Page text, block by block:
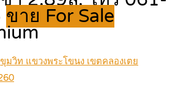
ขาย For Sale
วิท แขวงพระโขนง เขตคลองเตย